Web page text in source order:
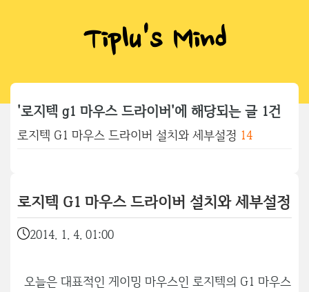
Tiplu's Mind
'로지텍 g1 마우스 드라이버'에 해당되는 글 1건
로지텍 G1 마우스 드라이버 설치와 세부설정 14
로지텍 G1 마우스 드라이버 설치와 세부설정
2014. 1. 4. 01:00
오늘은 대표적인 게이밍 마우스인 로지텍의 G1 마우스